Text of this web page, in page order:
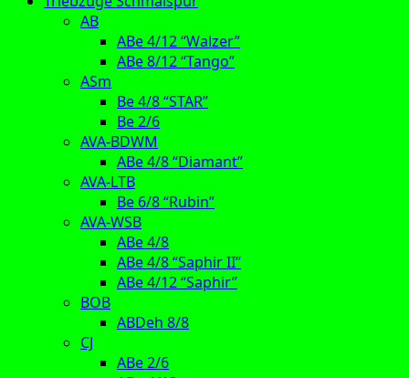
AB
ABe 4/12 “Walzer”
ABe 8/12 “Tango”
ASm
Be 4/8 “STAR”
Be 2/6
AVA-BDWM
ABe 4/8 “Diamant”
AVA-LTB
Be 6/8 “Rubin”
AVA-WSB
ABe 4/8
ABe 4/8 “Saphir II”
ABe 4/12 “Saphir”
BOB
ABDeh 8/8
CJ
ABe 2/6